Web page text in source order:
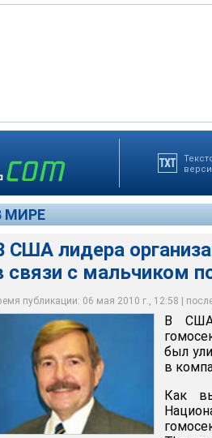
МИРЕ
США лидера
связи с мальчиком
публикации: 06 мая 2010 г., 12:58 |
В США лидера организации,
мальчиком по вызову
Specialtyclinics.med.sc.edu
Член правления американской
терапии гомосексуализма Джордж
многозначительным названием
Rentboy.com
В качестве нанятого компаньона
фигурирующий на Rentboy.com под
Advocate.com
В США
был
в
Как